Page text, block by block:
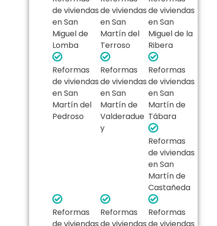
de viviendas
en San
Miguel de
Lomba
de viviendas
en San
Martín del
Terroso
de viviendas
en San
Miguel de la
Ribera
Reformas
de viviendas
en San
Martín del
Pedroso
Reformas
de viviendas
en San
Martín de
Valderadue
y
Reformas
de viviendas
en San
Martín de
Tábara
Reformas
de viviendas
en San
Martín de
Castañeda
Reformas
Reformas
Reformas